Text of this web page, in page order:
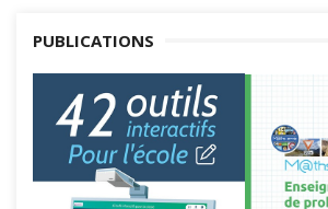
PUBLICATIONS